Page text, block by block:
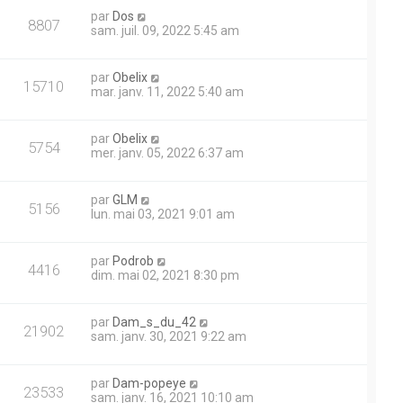
8807 par Dos
sam. juil. 09, 2022 5:45 am
15710 parObelix
mar. janv. 11, 2022 5:40 am
5754 parObelix
mer. janv. 05, 2022 6:37 am
5156 parGLM
lun. mai 03, 2021 9:01 am
4416 par Podrob
dim. mai 02, 2021 8:30 pm
21902 par Dam_s_du_42
sam. janv. 30, 2021 9:22 am
23533 par Dam-popeye
sam. janv. 16, 2021 10:10 am